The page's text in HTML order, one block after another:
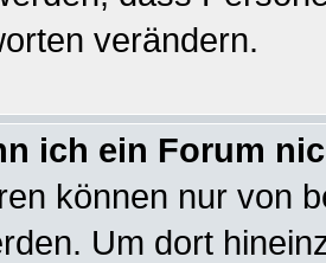
verändern.
ich ein Forum
können nur von
Um dort